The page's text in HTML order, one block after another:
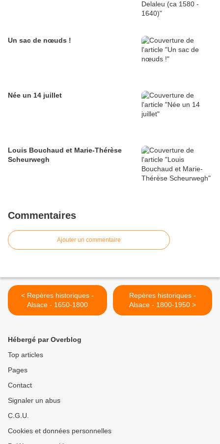
Un sac de nœuds !
Née un 14 juillet
Louis Bouchaud et Marie-Thérèse
Scheurwegh
Commentaires
Ajouter un commentaire
< Repères historiques -
Alsace - 1650-1800
Repères historiques -
Alsace - 1800-1950 >
Hébergé par Overblog
Top articles
Pages
Contact
Signaler un abus
C.G.U.
Cookies et données personnelles